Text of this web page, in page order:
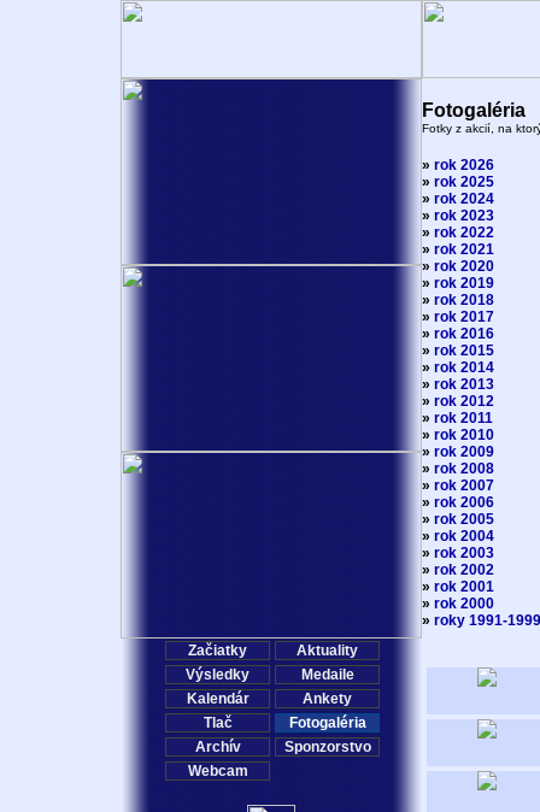
Začiatky
Aktuality
Výsledky
Medaile
Kalendár
Ankety
Tlač
Fotogaléria
Archív
Sponzorstvo
Webcam
Fotogaléria
Fotky z akcií, na
» rok 2026
» rok 2025
» rok 2024
» rok 2023
» rok 2022
» rok 2021
» rok 2020
» rok 2019
» rok 2018
» rok 2017
» rok 2016
» rok 2015
» rok 2014
» rok 2013
» rok 2012
» rok 2011
» rok 2010
» rok 2009
» rok 2008
» rok 2007
» rok 2006
» rok 2005
» rok 2004
» rok 2003
» rok 2002
» rok 2001
» rok 2000
» roky 1991-1999